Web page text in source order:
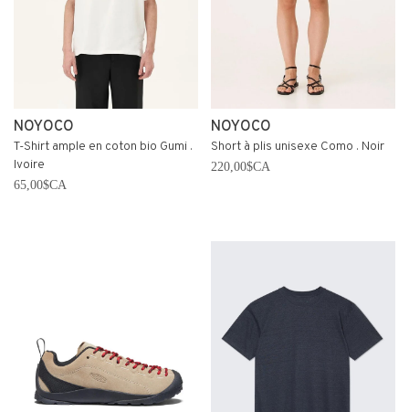
NOYOCO
T-Shirt ample en coton bio Gumi .
Ivoire
65,00$CA
NOYOCO
Short à plis unisexe Como . Noir
220,00$CA